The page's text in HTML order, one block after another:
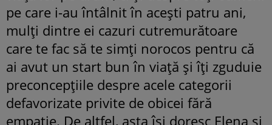
pe care i-au întâlnit în acești patru ani,
mulți dintre ei cazuri cutremurătoare
care te fac să te simți norocos pentru că
ai avut un start bun în viață și îți zguduie
preconcepțiile despre acele categorii
defavorizate privite de obicei fără
empatie. De altfel, asta își doresc Elena și